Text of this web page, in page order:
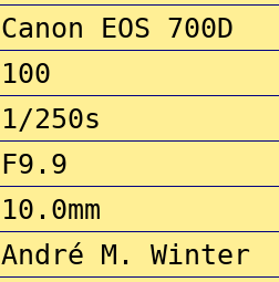
Canon EOS 700D
100
1/250s
F9.9
10.0mm
André M. Winter